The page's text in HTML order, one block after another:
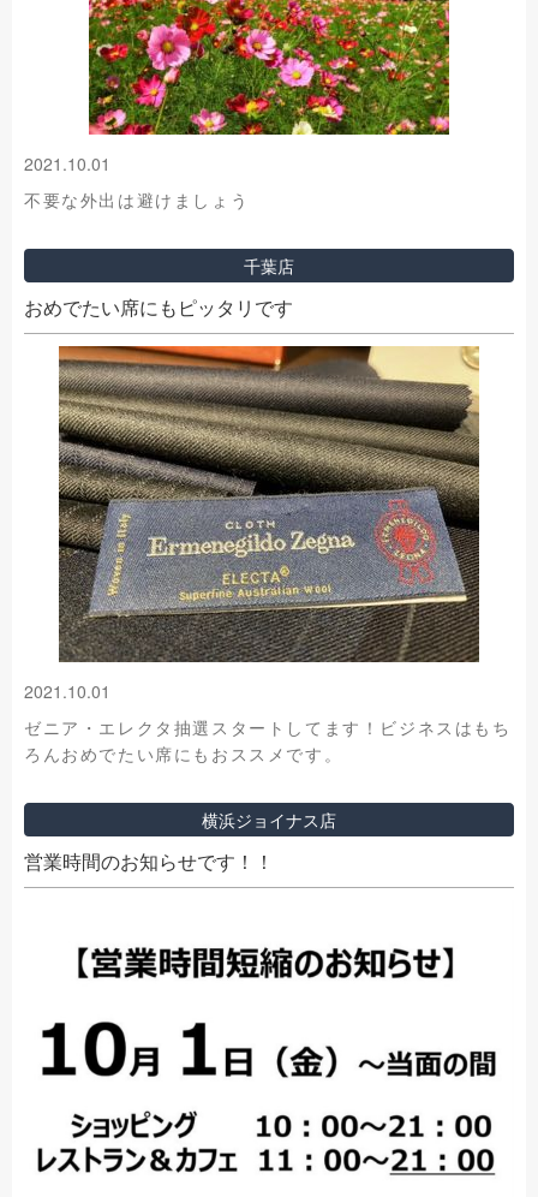
2021.10.01
不要な外出は避けましょう
千葉店
おめでたい席にもピッタリです
2021.10.01
ゼニア・エレクタ抽選スタートしてます！ビジネスはもち
ろんおめでたい席にもおススメです。
横浜ジョイナス店
営業時間のお知らせです！！